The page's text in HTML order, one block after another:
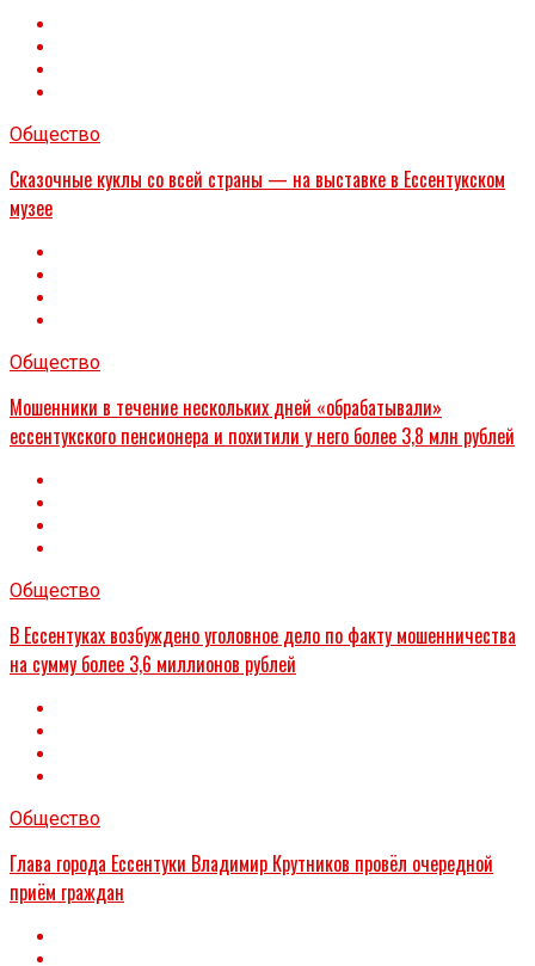
Общество
Сказочные куклы со всей страны — на выставке в Ессентукском
музее
Общество
Мошенники в течение нескольких дней «обрабатывали»
ессентукского пенсионера и похитили у него более 3,8 млн рублей
Общество
В Ессентуках возбуждено уголовное дело по факту мошенничества
на сумму более 3,6 миллионов рублей
Общество
Глава города Ессентуки Владимир Крутников провёл очередной
приём граждан